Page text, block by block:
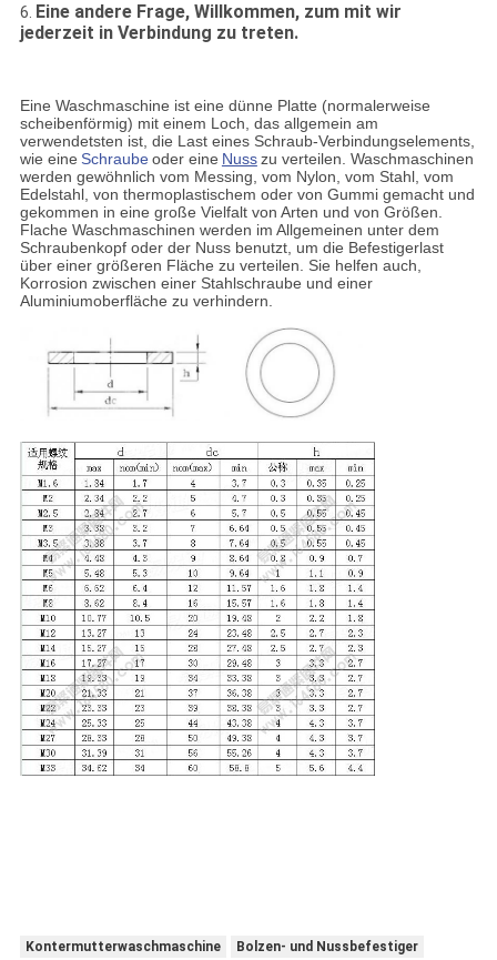
6. Eine andere Frage, Willkommen, zum mit wir
jederzeit in Verbindung zu treten.
Eine Waschmaschine ist eine dünne Platte (normalerweise
scheibenförmig) mit einem Loch, das allgemein am
verwendetsten ist, die Last eines Schraub-Verbindungselements,
wie eine Schraubeoder eine Nusszu verteilen. Waschmaschinen
werden gewöhnlich vom Messing, vom Nylon, vom Stahl, vom
Edelstahl, von thermoplastischem oder von Gummi gemacht und
gekommen in eine große Vielfalt von Arten und von Größen.
Flache Waschmaschinen werden im Allgemeinen unter dem
Schraubenkopf oder der Nuss benutzt, um die Befestigerlast
über einer größeren Fläche zu verteilen. Sie helfen auch,
Korrosion zwischen einer Stahlschraube und einer
Aluminiumoberfläche zu verhindern.
Kontermutterwaschmaschine Bolzen- und Nussbefestiger